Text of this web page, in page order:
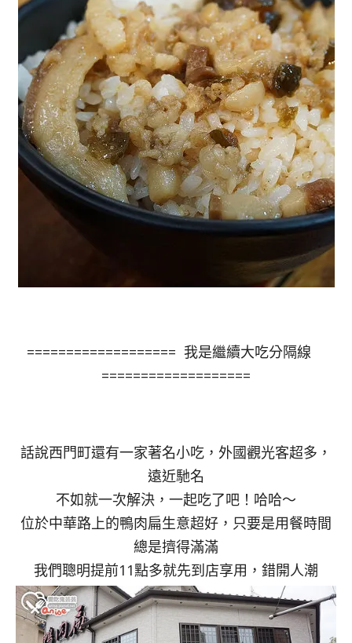
=================== 我是繼續大吃分隔線
===================
話說西門町還有一家著名小吃，外國觀光客超多，
遠近馳名
不如就一次解決，一起吃了吧！哈哈～
位於中華路上的鴨肉扁生意超好，只要是用餐時間
總是擠得滿滿
我們聰明提前11點多就先到店享用，錯開人潮